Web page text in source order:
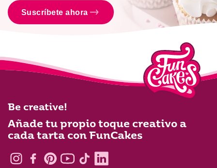
Suscríbete ahora
Be creative!
Añade tu propio toque creativo a
cada tarta con FunCakes